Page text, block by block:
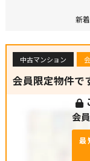
新
中古マンション
会員限定物件で
会
最